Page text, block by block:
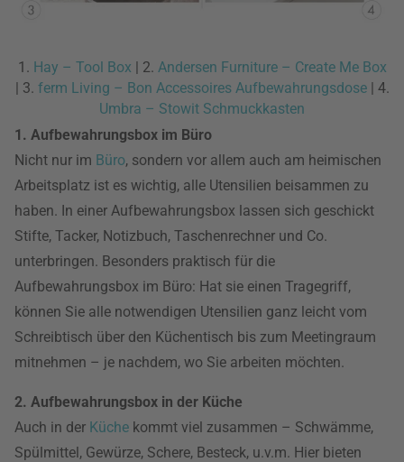
1. Hay – Tool Box | 2. Andersen Furniture – Create Me Box
| 3. ferm Living – Bon Accessoires Aufbewahrungsdose| 4.
Umbra – Stowit Schmuckkasten
1. Aufbewahrungsbox im Büro
Nicht nur im Büro, sondern vor allem auch am heimischen
Arbeitsplatz ist es wichtig, alle Utensilien beisammen zu
haben. In einer Aufbewahrungsbox lassen sich geschickt
Stifte, Tacker, Notizbuch, Taschenrechner und Co.
unterbringen. Besonders praktisch für die
Aufbewahrungsbox im Büro: Hat sie einen Tragegriff,
können Sie alle notwendigen Utensilien ganz leicht vom
Schreibtisch über den Küchentisch bis zum Meetingraum
mitnehmen – je nachdem, wo Sie arbeiten möchten.
2. Aufbewahrungsbox in der Küche
Auch in der Küche kommt viel zusammen – Schwämme,
Spülmittel, Gewürze, Schere, Besteck, u.v.m. Hier bieten